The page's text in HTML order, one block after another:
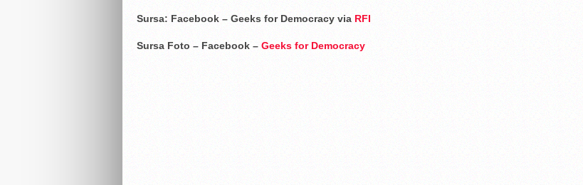
Sursa: Facebook – Geeks for Democracy via RFI
Sursa Foto – Facebook – Geeks for Democracy